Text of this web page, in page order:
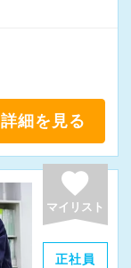
詳細を見る
favorite
マイリスト
正社員